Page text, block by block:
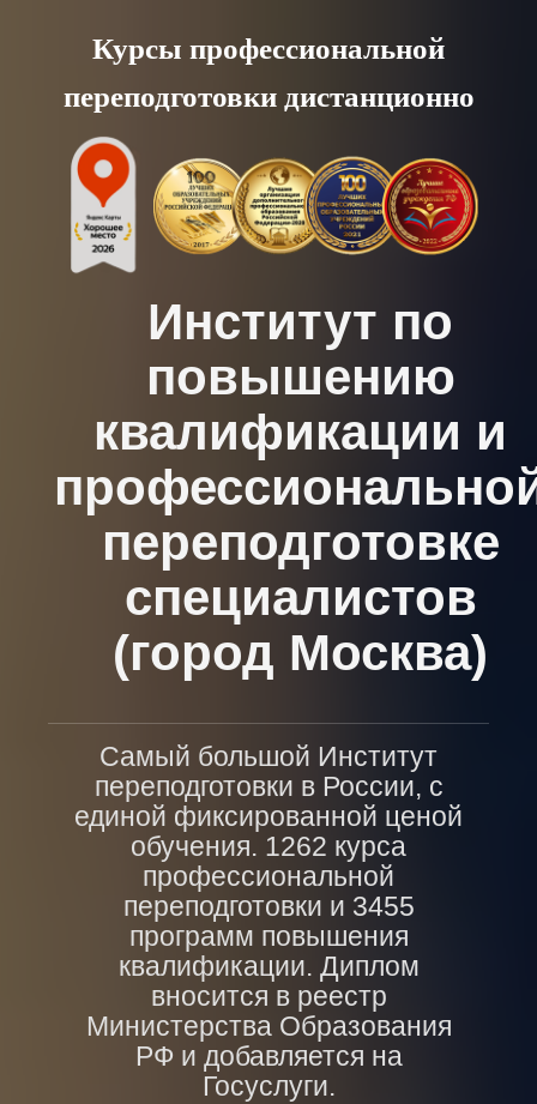
content
Курсы профессиональной
переподготовки дистанционно
Институт по
повышению
квалификации и
переподготовке
специалистов
(город Москва)
Самый большой Институт
переподготовки в России, с
единой фиксированной ценой
обучения. 1262 курса
профессиональной
переподготовки и 3455
программ повышения
квалификации. Диплом
вносится в реестр
Министерства Образования
РФ и добавляется на
Госуслуги.